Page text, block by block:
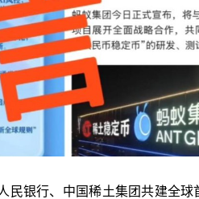
民银行、中国稀土集团共建全球